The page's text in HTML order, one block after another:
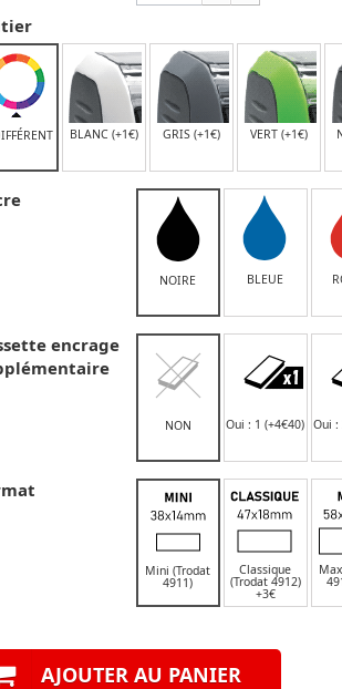
BLANC (+1€) GRIS (+1€) VERT (+1€)
NOIRE BLEUE
encrage
NON Oui : 1 (+4€40) Oui :
Mini (Trodat
4911)
Classique
(Trodat 4912)
+3€
AJOUTER AU PANIER